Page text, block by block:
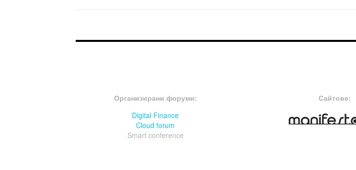
Организирани форуми:
Digital Finance
Cloud forum
Smart conference
Сайтове: